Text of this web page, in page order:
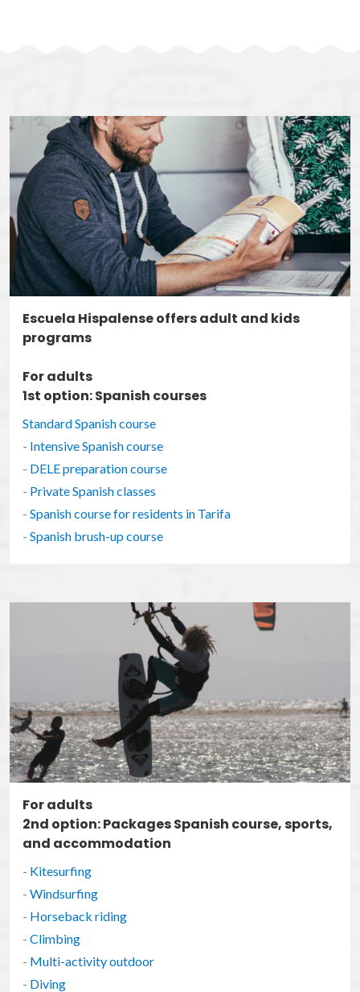
Escuela Hispalense offers adult and kids
programs
For adults
1st option: Spanish courses
Standard Spanish course
- Intensive Spanish course
- DELE preparation course
- Private Spanish classes
- Spanish course for residents in Tarifa
- Spanish brush-up course
For adults
2nd option: Packages Spanish course, sports,
and accommodation
- Kitesurfing
- Windsurfing
- Horseback riding
- Climbing
- Multi-activity outdoor
- Diving